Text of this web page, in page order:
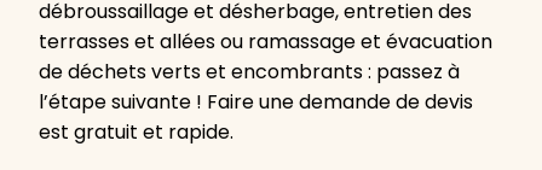
débroussaillage et désherbage, entretien des
terrasses et allées ou ramassage et évacuation
de déchets verts et encombrants : passez à
l’étape suivante ! Faire une demande de devis
est gratuit et rapide.